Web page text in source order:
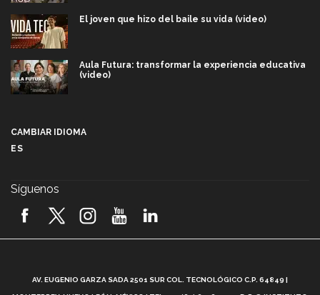
El joven que hizo del baile su vida (video)
Aula Futura: transformar la experiencia educativa
(video)
2026! (video)
CAMBIAR IDIOMA
ES
Síguenos
AV. EUGENIO GARZA SADA 2501 SUR COL. TECNOLÓGICO C.P. 64849 |